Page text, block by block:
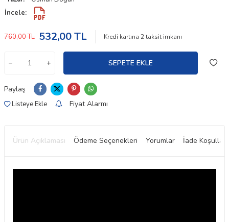
İncele:
760,00TL 532,00TL Kredi kartına 2taksit imkanı
SEPETE EKLE
Paylaş
Listeye Ekle Fiyat Alarmı
Ürün Açıklaması Ödeme Seçenekleri Yorumlar İade Koşulları